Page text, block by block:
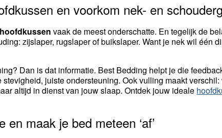
en voorkom nek- en
hoofdkussen vaak de meest onderschatte. En tegelijk de
zijslaper, rugslaper of buikslaper. Want je nek wil één
Dan is dat informatie. Best Bedding helpt je die
juiste ondersteuning. Ook vulling maakt
altijd in dienst van jouw slaap. Ontdek jouw ideale
en maak je bed meteen ‘af’